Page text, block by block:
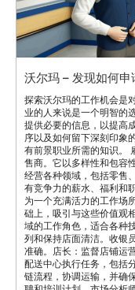
沃尔玛 – 发现如何申
探索沃尔玛的工作机会是
业的人来说是一个明智的
提供必要的信息，以提高
序以及如何留下深刻印象
有前景职业所需的知识。
售商。它以多样性和包容
经营各种领域，包括零售
有竞争力的薪水、福利和
为一个充满活力的工作场
础上，吸引与这些价值观
域的工作角色，适合各种
列和保持店面清洁。收银
准确。店长：监督店铺运
配送中心执行任务，包括
链流程，协调运输，并确